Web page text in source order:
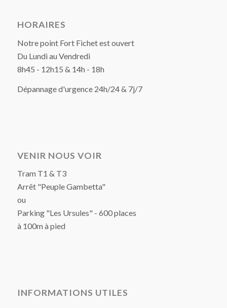
HORAIRES
Notre point Fort Fichet est ouvert
Du Lundi au Vendredi
8h45 - 12h15 & 14h - 18h
Dépannage d'urgence 24h/24 & 7j/7
VENIR NOUS VOIR
Tram T1 & T3
Arrêt "Peuple Gambetta"
ou
Parking "Les Ursules" - 600 places
à 100m à pied
INFORMATIONS UTILES